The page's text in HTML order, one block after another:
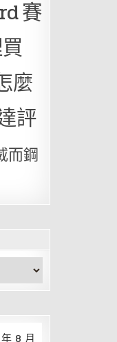
賽
麼
評
而鋼
8 月